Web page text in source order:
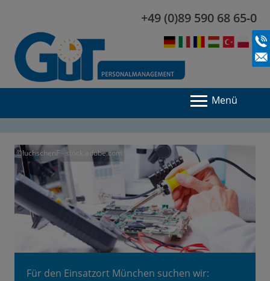
+49 (0)89 590 68 65-0
Menü
©luchschenF - stock.adobe.com
Für den Einsatzort München suchen wir: